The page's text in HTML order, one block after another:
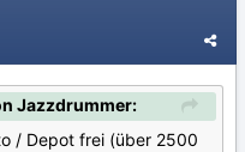
Jazzdrummer:
/ Depot frei (über 2500